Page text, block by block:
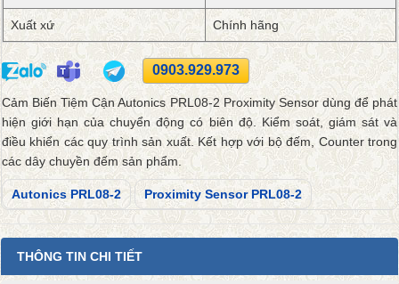
Xuất xứ Chính hãng
0903.929.973
Cảm Biến Tiệm Cận Autonics PRL08-2 Proximity Sensor dùng để phát
hiện giới hạn của chuyển động có biên độ. Kiểm soát, giám sát và
điều khiển các quy trình sản xuất. Kết hợp với bộ đếm, Counter trong
các dây chuyền đếm sản phẩm.
Autonics PRL08-2 Proximity Sensor PRL08-2
THÔNG TIN CHI TIẾT